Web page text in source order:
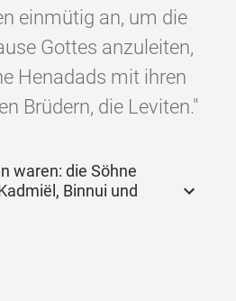
einmütig an, um die
Gottes anzuleiten,
Henadads mit ihren
Brüdern, die Leviten."
waren: die Söhne
Binnui und